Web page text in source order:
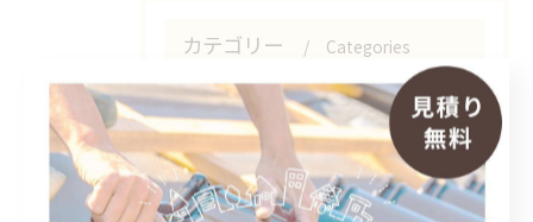
カテゴリー Categories
全てのカテゴリー
屋根
雨漏り